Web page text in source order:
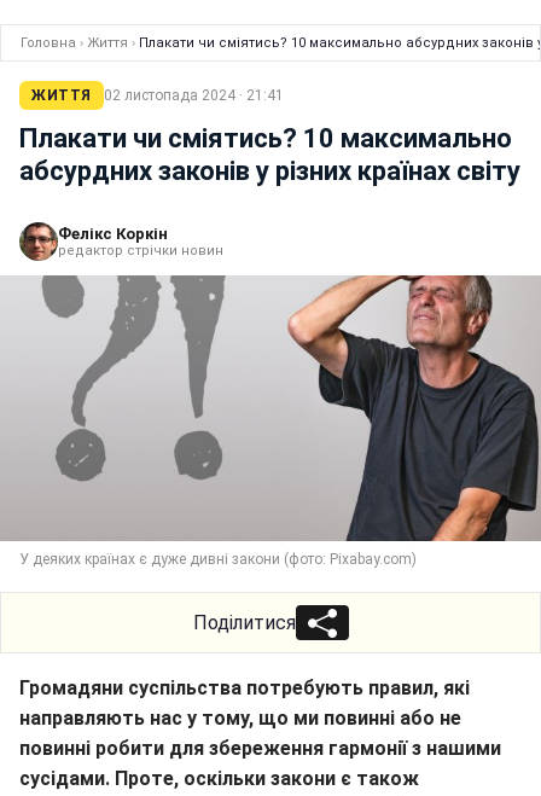
Головна › Життя › Плакати чи сміятись? 10 максимально абсурдних законів у
ЖИТТЯ 02 листопада 2024 · 21:41
Плакати чи сміятись? 10 максимально
абсурдних законів у різних країнах світу
Фелікс Коркін
редактор стрічки новин
У деяких країнах є дуже дивні закони (фото: Pixabay.com)
Поділитися
Громадяни суспільства потребують правил, які
направляють нас у тому, що ми повинні або не
повинні робити для збереження гармонії з нашими
сусідами. Проте, оскільки закони є також